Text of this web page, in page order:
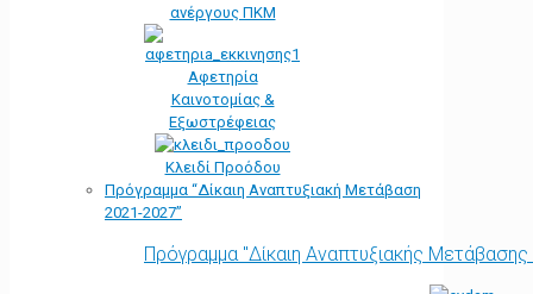
ανέργους ΠΚΜ
Αφετηρία
Kαινοτομίας &
Εξωστρέφειας
Κλειδί Προόδου
Πρόγραμμα “Δίκαιη Αναπτυξιακή Μετάβαση
2021-2027”
Πρόγραμμα "Δίκαιη Αναπτυξιακής